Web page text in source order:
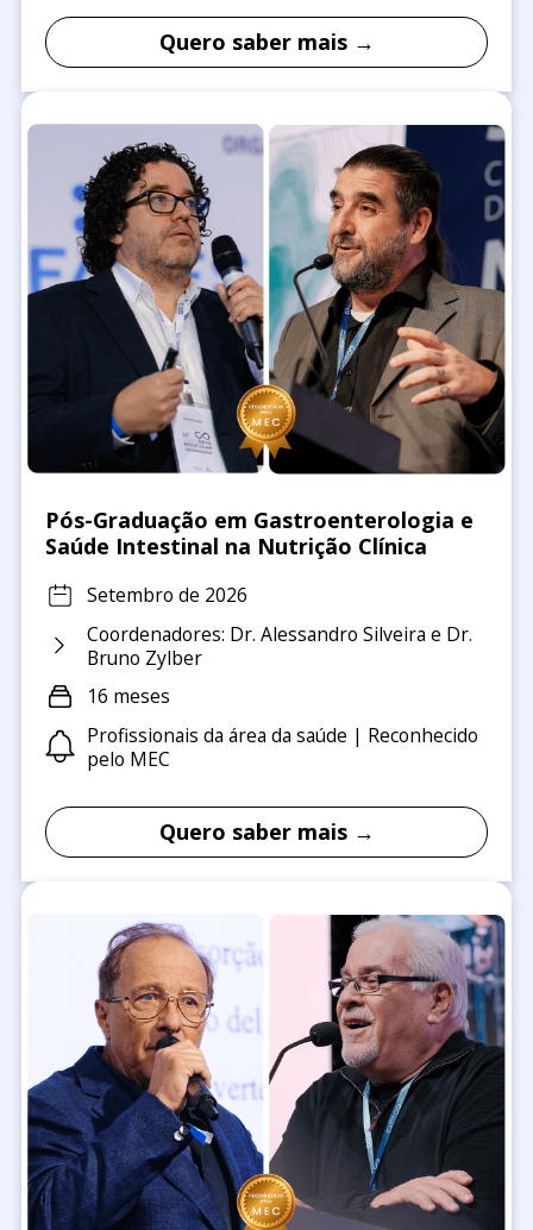
Quero saber mais →
Pós-Graduação em Gastroenterologia e
Saúde Intestinal na Nutrição Clínica
Setembro de 2026
Coordenadores: Dr. Alessandro Silveira e Dr.
Bruno Zylber
16 meses
Profissionais da área da saúde | Reconhecido
pelo MEC
Quero saber mais →